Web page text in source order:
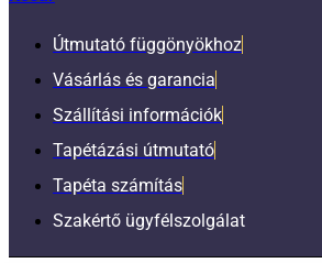
Útmutató függönyökhoz
Vásárlás és garancia
Szállítási információk
Tapétázási útmutató
Tapéta számítás
Szakértő ügyfélszolgálat